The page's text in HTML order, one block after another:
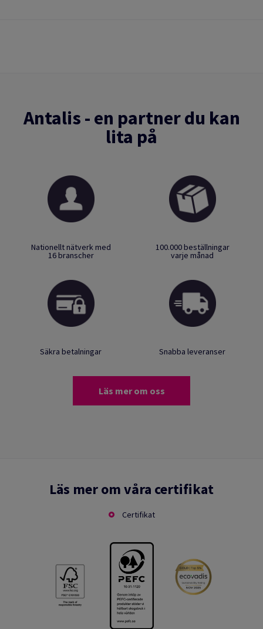
Antalis - en partner du kan
lita på
Nationellt nätverk med
16 branscher
100.000 beställningar
varje månad
Säkra betalningar Snabba leveranser
Läs mer om oss
Läs mer om våra certifikat
Certifikat